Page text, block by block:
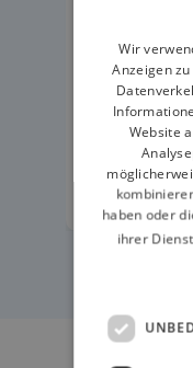
Wir
Anzeigen
Website
haben oder
ihrer